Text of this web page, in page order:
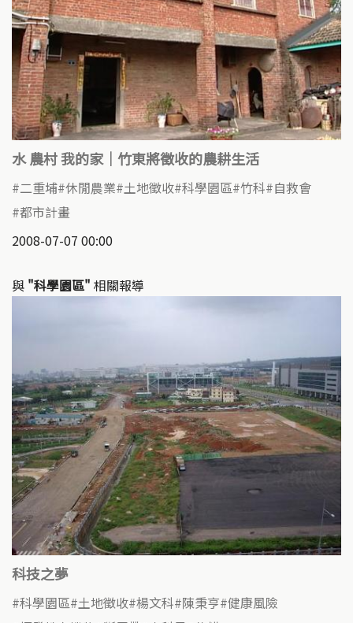
水 農村 我的家｜竹東將徵收的農耕生活
二重埔 休閒農業 土地徵收 科學園區 竹科 自救會
都市計畫
2008-07-07 00:00
與 "科學園區" 相關報導
科技之夢
科學園區 土地徵收 楊文科 陳秉亨 健康風險